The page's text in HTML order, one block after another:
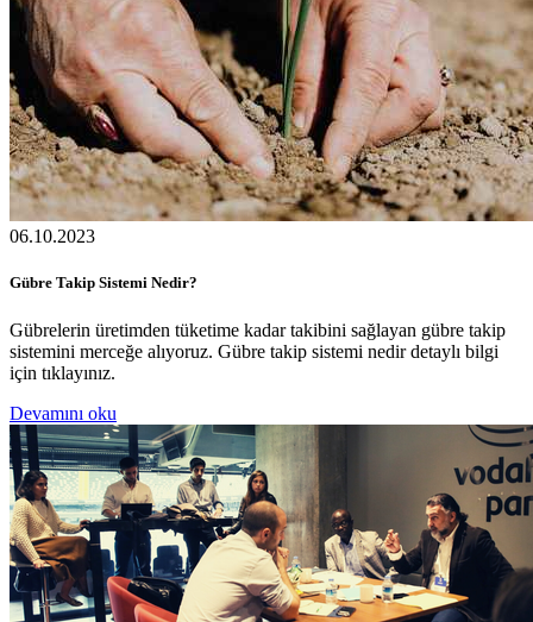
06.10.2023
Gübre Takip Sistemi Nedir?
Gübrelerin üretimden tüketime kadar takibini sağlayan gübre takip
sistemini merceğe alıyoruz. Gübre takip sistemi nedir detaylı bilgi
için tıklayınız.
Devamını oku